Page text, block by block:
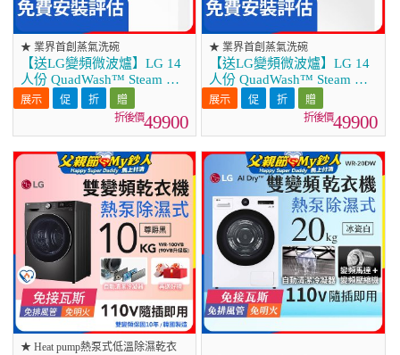
★ 業界首創蒸氣洗碗
【送LG變頻微波爐】LG 14
人份 QuadWash™ Steam 蒸
氣洗碗機 (雪霧白)｜Objet
Collection (DFB335HE)
49900
★ 業界首創蒸氣洗碗
【送LG變頻微波爐】LG 14
人份 QuadWash™ Steam 蒸
氣洗碗機－消光銀
(DFB335HS)
49900
★ Heat pump熱泵式低溫除濕乾衣